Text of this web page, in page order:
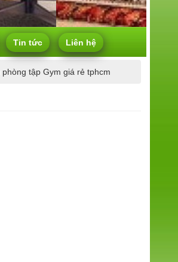
Tin tức Liên hệ
tập Gym giá rẻ tphcm